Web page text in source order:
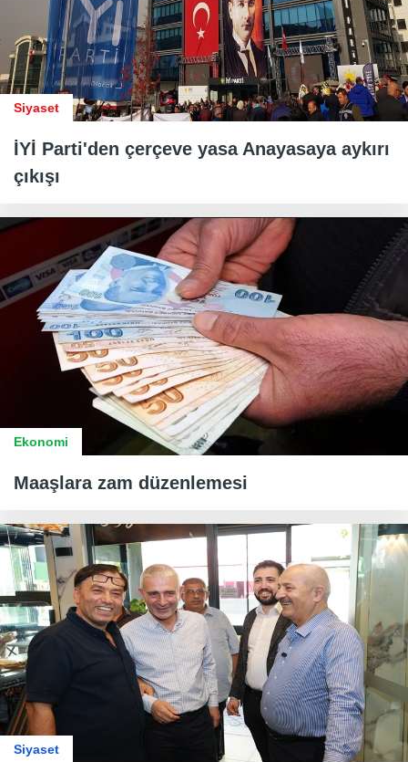
Siyaset
İYİ Parti'den çerçeve yasa Anayasaya aykırı
çıkışı
Ekonomi
Maaşlara zam düzenlemesi
Siyaset